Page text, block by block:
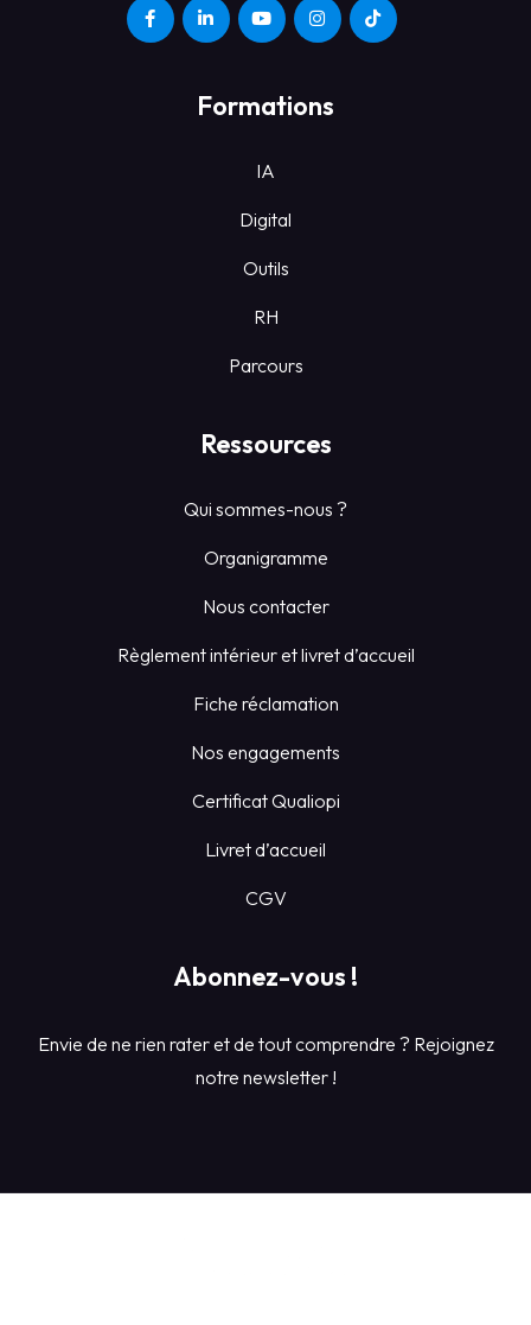
Formations
IA
Digital
Outils
RH
Parcours
Ressources
Qui sommes-nous ?
Organigramme
Nous contacter
Règlement intérieur et livret d’accueil
Fiche réclamation
Nos engagements
Certificat Qualiopi
Livret d’accueil
CGV
Abonnez-vous !
Envie de ne rien rater et de tout comprendre ? Rejoignez
notre newsletter !